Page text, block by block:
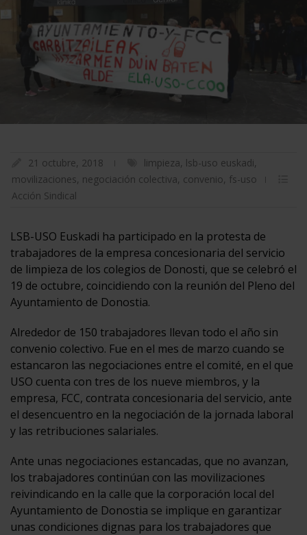
21 octubre, 2018 limpieza, lsb-uso euskadi,
movilizaciones, negociación colectiva, convenio, fs-uso
Acción Sindical
LSB-USO Euskadi ha participado en la protesta de
trabajadores de la empresa concesionaria del servicio
de limpieza de los colegios de Donosti, que se celebró el
19 de octubre, coincidiendo con la reunión del Pleno del
Ayuntamiento de Donostia.
Alrededor de 150 trabajadores llevan todo el año sin
convenio colectivo. Fue en el mes de marzo cuando se
estancaron las negociaciones entre el comité, en el que
USO cuenta con tres de los nueve miembros, y la
empresa, FCC, contrata concesionaria del servicio, ante
el desencuentro en la negociación de la jornada laboral
y las retribuciones salariales.
Ante unas negociaciones estancadas, que no avanzan,
los trabajadores continúan con las movilizaciones
reivindicando en la calle que la corporación local del
Ayuntamiento de Donostia se implique en garantizar
unas condiciones dignas para los trabajadores que